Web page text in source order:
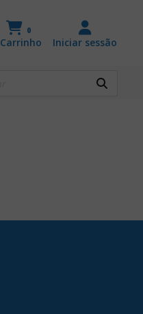
0
Carrinho Iniciar sessão